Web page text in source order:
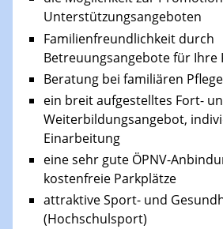
Unterstützungsangeboten
Familienfreundlichkeit durch
Betreuungsangebote für Ihre
Beratung bei familiären
ein breit aufgestelltes Fort-
Weiterbildungsangebot,
Einarbeitung
eine sehr gute ÖPNV-
kostenfreie Parkplätze
attraktive Sport- und
(Hochschulsport)